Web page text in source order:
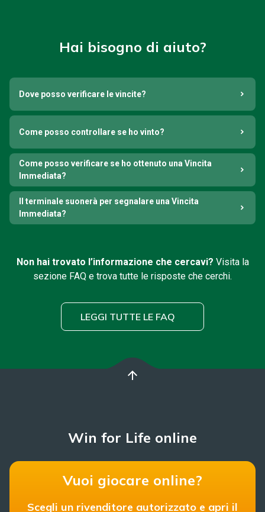
Hai bisogno di aiuto?
Dove posso verificare le vincite?
Come posso controllare se ho vinto?
Come posso verificare se ho ottenuto una Vincita
Immediata?
Il terminale suonerà per segnalare una Vincita
Immediata?
Non hai trovato l’informazione che cercavi? Visita la
sezione FAQ e trova tutte le risposte che cerchi.
LEGGI TUTTE LE FAQ
arrow_upward
Win for Life online
Vuoi giocare online?
Scegli un rivenditore autorizzato e apri il